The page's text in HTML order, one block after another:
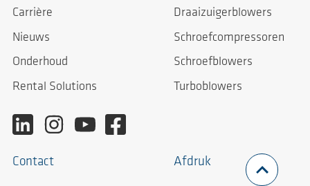
Carrière
Nieuws
Onderhoud
Rental Solutions
Draaizuigerblowers
Schroefcompressoren
Schroefblowers
Turboblowers
Contact Afdruk